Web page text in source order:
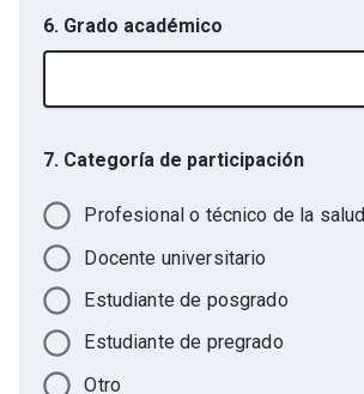
6. Grado académico
7. Categoría de participación
Profesional o técnico de la salud
Docente universitario
Estudiante de posgrado
Estudiante de pregrado
Otro